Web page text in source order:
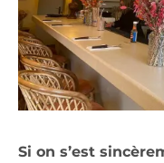
Si on s’est